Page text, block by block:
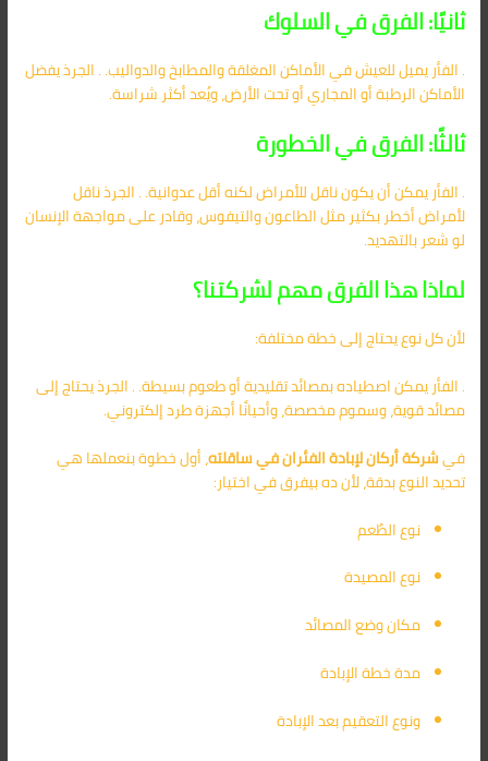
ثانيًا: الفرق في السلوك
. الفأر يميل للعيش في الأماكن المغلقة والمطابخ والدواليب. . الجرذ يفضل
الأماكن الرطبة أو المجاري أو تحت الأرض، ويُعد أكثر شراسة.
ثالثًا: الفرق في الخطورة
. الفأر يمكن أن يكون ناقل للأمراض لكنه أقل عدوانية. . الجرذ ناقل
لأمراض أخطر بكثير مثل الطاعون والتيفوس، وقادر على مواجهة الإنسان
لو شعر بالتهديد.
لماذا هذا الفرق مهم لشركتنا؟
لأن كل نوع يحتاج إلى خطة مختلفة:
. الفأر يمكن اصطياده بمصائد تقليدية أو طعوم بسيطة. . الجرذ يحتاج إلى
مصائد قوية، وسموم مخصصة، وأحيانًا أجهزة طرد إلكتروني.
فيشركة أركان لإبادة الفئران في ساقلته، أول خطوة بنعملها هي
تحديد النوع بدقة، لأن ده بيفرق في اختيار:
نوع الطُعم
نوع المصيدة
مكان وضع المصائد
مدة خطة الإبادة
ونوع التعقيم بعد الإبادة